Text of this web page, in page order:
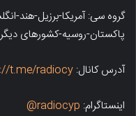
گروه سی: آمریکا-برزیل-هند-
پاکستان-روسیه-کشورهای دیگر
آدرس کانال:t.me/radiocy
اینستاگرام: radiocyp@